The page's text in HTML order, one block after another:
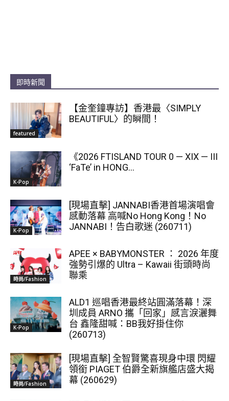
即時新聞
featured
【金奎鐘專訪】香港最〈SIMPLY
BEAUTIFUL〉的瞬間！
K-Pop
《2026 FTISLAND TOUR 0 — XIX — III
‘FaTe’ in HONG...
K-Pop
[現場直擊] JANNABI香港首場演唱會
感動落幕 高喊No Hong Kong！No
JANNABI！告白歌迷 (260711)
時尚/Fashion
APEE × BABYMONSTER ： 2026 年度
強勢引爆的 Ultra – Kawaii 街頭時尚
聯乘
K-Pop
ALD1 巡唱香港最終站圓滿落幕！深
圳成員 ARNO 攜「回家」感言淚灑舞
台 鑫隆甜喊：BB我好掛住你
(260713)
時尚/Fashion
[現場直擊] 全智賢驚喜現身中環 閃耀
領銜 PIAGET 伯爵全新旗艦店盛大揭
幕 (260629)